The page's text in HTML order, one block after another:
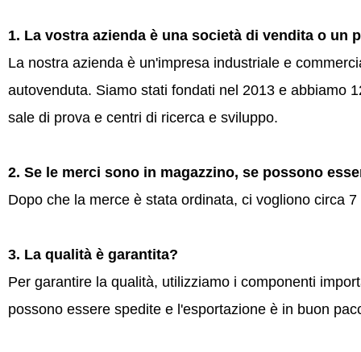
1. La vostra azienda è una società di vendita o un
La nostra azienda è un'impresa industriale e
autovenduta. Siamo stati fondati nel 2013 e abbiamo
sale di prova e centri di ricerca e sviluppo.
2. Se le merci sono in magazzino, se possono
Dopo che la merce è stata ordinata, ci vogliono circa
3. La qualità è garantita?
Per garantire la qualità, utilizziamo i componenti
possono essere spedite e l'esportazione è in buon